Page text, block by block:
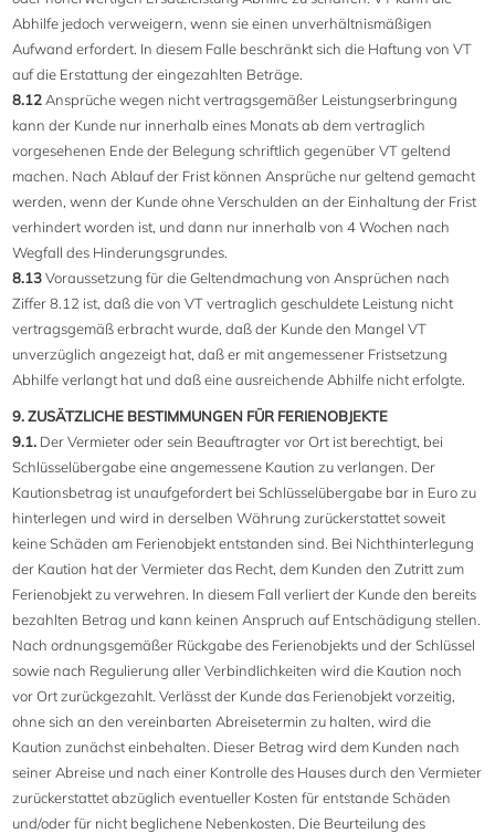
Abhilfe jedoch verweigern, wenn sie einen unverhältnismäßigen
Aufwand erfordert. In diesem Falle beschränkt sich die Haftung von VT
auf die Erstattung der eingezahlten Beträge.
8.12 Ansprüche wegen nicht vertragsgemäßer Leistungserbringung
kann der Kunde nur innerhalb eines Monats ab dem vertraglich
vorgesehenen Ende der Belegung schriftlich gegenüber VT geltend
machen. Nach Ablauf der Frist können Ansprüche nur geltend gemacht
werden, wenn der Kunde ohne Verschulden an der Einhaltung der Frist
verhindert worden ist, und dann nur innerhalb von 4 Wochen nach
Wegfall des Hinderungsgrundes.
8.13Voraussetzung für die Geltendmachung von Ansprüchen nach
Ziffer 8.12 ist, daß die von VT vertraglich geschuldete Leistung nicht
vertragsgemäß erbracht wurde, daß der Kunde den Mangel VT
unverzüglich angezeigt hat, daß er mit angemessener Fristsetzung
Abhilfe verlangt hat und daß eine ausreichende Abhilfe nicht erfolgte.
9. ZUSÄTZLICHE BESTIMMUNGEN FÜR FERIENOBJEKTE
9.1. Der Vermieter oder sein Beauftragter vor Ort ist berechtigt, bei
Schlüsselübergabe eine angemessene Kaution zu verlangen. Der
Kautionsbetrag ist unaufgefordert bei Schlüsselübergabe bar in Euro zu
hinterlegen und wird in derselben Währung zurückerstattet soweit
keine Schäden am Ferienobjekt entstanden sind. Bei Nichthinterlegung
der Kaution hat der Vermieter das Recht, dem Kunden den Zutritt zum
Ferienobjekt zu verwehren. In diesem Fall verliert der Kunde den bereits
bezahlten Betrag und kann keinen Anspruch auf Entschädigung stellen.
Nach ordnungsgemäßer Rückgabe des Ferienobjekts und der Schlüssel
sowie nach Regulierung aller Verbindlichkeiten wird die Kaution noch
vor Ort zurückgezahlt. Verlässt der Kunde das Ferienobjekt vorzeitig,
ohne sich an den vereinbarten Abreisetermin zu halten, wird die
Kaution zunächst einbehalten. Dieser Betrag wird dem Kunden nach
seiner Abreise und nach einer Kontrolle des Hauses durch den Vermieter
zurückerstattet abzüglich eventueller Kosten für entstande Schäden
und/oder für nicht beglichene Nebenkosten. Die Beurteilung des